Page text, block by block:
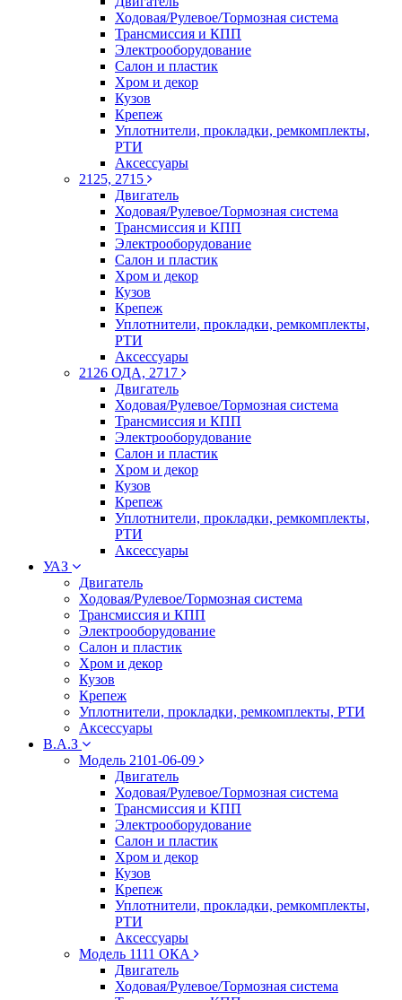
Ходовая/Рулевое/Тормозная система
Трансмиссия и КПП
Электрооборудование
Салон и пластик
Хром и декор
Кузов
Крепеж
Уплотнители, прокладки, ремкомплекты,
РТИ
Аксессуары
2125, 2715
Двигатель
Ходовая/Рулевое/Тормозная система
Трансмиссия и КПП
Электрооборудование
Салон и пластик
Хром и декор
Кузов
Крепеж
Уплотнители, прокладки, ремкомплекты,
РТИ
Аксессуары
2126 ОДА, 2717
Двигатель
Ходовая/Рулевое/Тормозная система
Трансмиссия и КПП
Электрооборудование
Салон и пластик
Хром и декор
Кузов
Крепеж
Уплотнители, прокладки, ремкомплекты,
РТИ
Аксессуары
УАЗ
Двигатель
Ходовая/Рулевое/Тормозная система
Трансмиссия и КПП
Электрооборудование
Салон и пластик
Хром и декор
Кузов
Крепеж
Уплотнители, прокладки, ремкомплекты, РТИ
Аксессуары
В.А.З
Модель 2101-06-09
Двигатель
Ходовая/Рулевое/Тормозная система
Трансмиссия и КПП
Электрооборудование
Салон и пластик
Хром и декор
Кузов
Крепеж
Уплотнители, прокладки, ремкомплекты,
РТИ
Аксессуары
Модель 1111 ОКА
Двигатель
Ходовая/Рулевое/Тормозная система